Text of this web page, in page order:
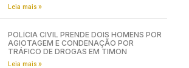
Leia mais »
POLÍCIA CIVIL PRENDE DOIS HOMENS POR
AGIOTAGEM E CONDENAÇÃO POR
TRÁFICO DE DROGAS EM TIMON
Leia mais »